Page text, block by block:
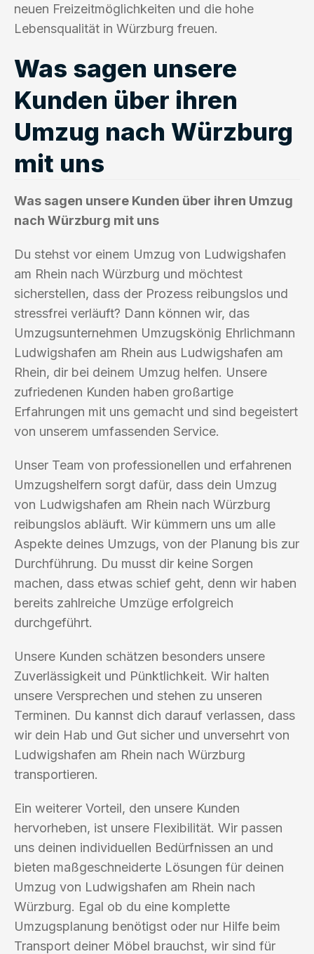
neuen Freizeitmöglichkeiten und die hohe
Lebensqualität in Würzburg freuen.
Was sagen unsere
Kunden über ihren
Umzug nach Würzburg
mit uns
Was sagen unsere Kunden über ihren Umzug
nach Würzburg mit uns
Du stehst vor einem Umzug von Ludwigshafen
am Rhein nach Würzburg und möchtest
sicherstellen, dass der Prozess reibungslos und
stressfrei verläuft? Dann können wir, das
Umzugsunternehmen Umzugskönig Ehrlichmann
Ludwigshafen am Rhein aus Ludwigshafen am
Rhein, dir bei deinem Umzug helfen. Unsere
zufriedenen Kunden haben großartige
Erfahrungen mit uns gemacht und sind begeistert
von unserem umfassenden Service.
Unser Team von professionellen und erfahrenen
Umzugshelfern sorgt dafür, dass dein Umzug
von Ludwigshafen am Rhein nach Würzburg
reibungslos abläuft. Wir kümmern uns um alle
Aspekte deines Umzugs, von der Planung bis zur
Durchführung. Du musst dir keine Sorgen
machen, dass etwas schief geht, denn wir haben
bereits zahlreiche Umzüge erfolgreich
durchgeführt.
Unsere Kunden schätzen besonders unsere
Zuverlässigkeit und Pünktlichkeit. Wir halten
unsere Versprechen und stehen zu unseren
Terminen. Du kannst dich darauf verlassen, dass
wir dein Hab und Gut sicher und unversehrt von
Ludwigshafen am Rhein nach Würzburg
transportieren.
Ein weiterer Vorteil, den unsere Kunden
hervorheben, ist unsere Flexibilität. Wir passen
uns deinen individuellen Bedürfnissen an und
bieten maßgeschneiderte Lösungen für deinen
Umzug von Ludwigshafen am Rhein nach
Würzburg. Egal ob du eine komplette
Umzugsplanung benötigst oder nur Hilfe beim
Transport deiner Möbel brauchst, wir sind für